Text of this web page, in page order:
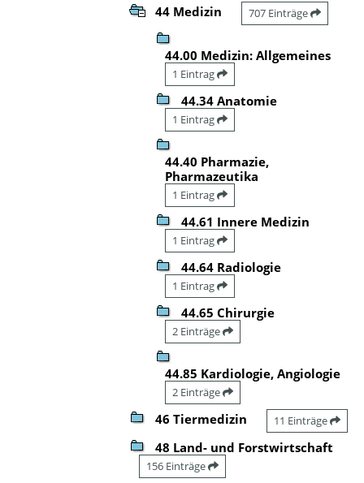
44 Medizin 707 Einträge
44.00 Medizin: Allgemeines
1 Eintrag
44.34 Anatomie
1 Eintrag
44.40 Pharmazie,
Pharmazeutika
1 Eintrag
44.61 Innere Medizin
1 Eintrag
44.64 Radiologie
1 Eintrag
44.65 Chirurgie
2 Einträge
44.85 Kardiologie, Angiologie
2 Einträge
46 Tiermedizin 11 Einträge
48 Land- und Forstwirtschaft
156 Einträge